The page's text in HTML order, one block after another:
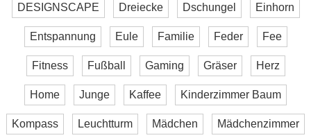
DESIGNSCAPE Dreiecke Dschungel Einhorn
Entspannung Eule Familie Feder Fee
Fitness Fußball Gaming Gräser Herz
Home Junge Kaffee Kinderzimmer Baum
Kompass Leuchtturm Mädchen Mädchenzimmer